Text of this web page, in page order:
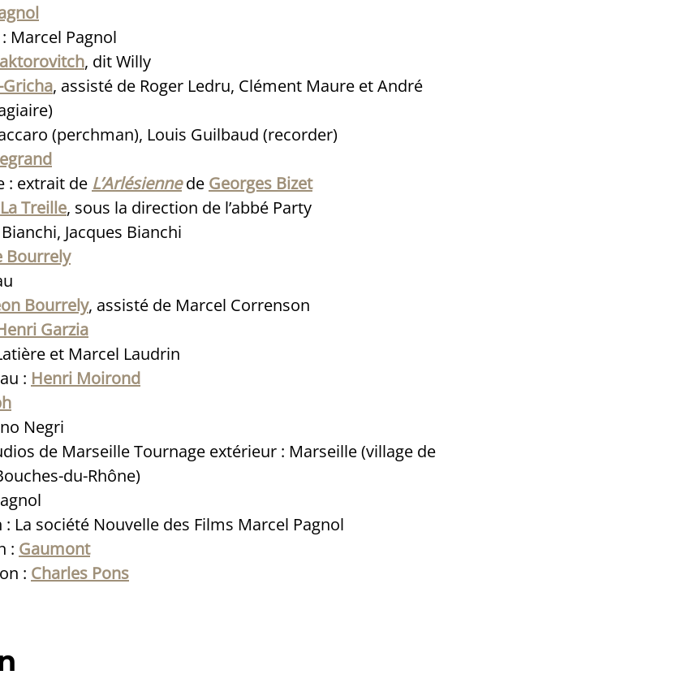
Marcel Pagnol
, dit Willy
, assisté de Roger Ledru, Clément Maure et André
(perchman), Louis Guilbaud (recorder)
: extrait de L’Arlésiennede Georges Bizet
La Treille, sous la direction de l’abbé Party
Jacques Bianchi
Bourrely
Bourrely, assisté de Marcel Correnson
Garzia
et Marcel Laudrin
: Henri Moirond
Negri
de Marseille Tournage extérieur : Marseille (village de
du-Rhône)
La société Nouvelle des Films Marcel Pagnol
: Gaumont
: Charles Pons